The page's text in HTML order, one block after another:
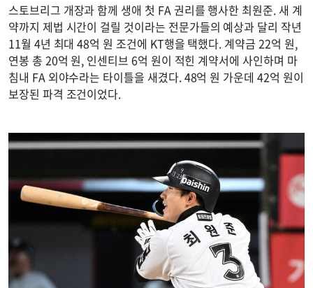
스토브리그 개장과 함께 생애 첫 FA 권리를 행사한 최원준. 새 계
약까지 제법 시간이 걸릴 것이라는 전문가들의 예상과 달리 작년
11월 4년 최대 48억 원 조건에 KT행을 택했다. 계약금 22억 원,
연봉 총 20억 원, 인센티브 6억 원이 적힌 계약서에 사인하며 마
침내 FA 외야수라는 타이틀을 새겼다. 48억 원 가운데 42억 원이
보장된 파격 조건이었다.